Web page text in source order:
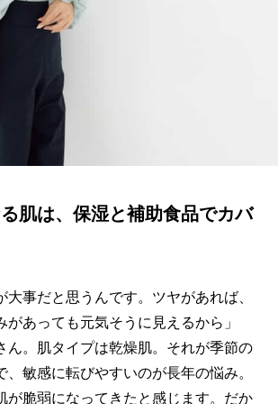
肌は、保湿と補助食品でカバ
大事だと思うんです。ツヤがあれば、
があっても元気そうに見えるから」
ん。肌タイプは乾燥肌。それが季節の
、敏感に転びやすいのが長年の悩み。
が脆弱になってきたと感じます。だか